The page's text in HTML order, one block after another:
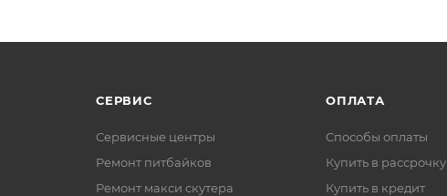
СЕРВИС
Сервисные центры
Ремонт питбайков
Ремонт макси скутера
ОПЛАТА
Способы оплаты
Купить в рассрочку
Купить в кредит